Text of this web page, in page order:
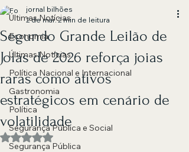
Últimas Notícias
Economia
Últimas Notícias
Política Nacional e Internacional
Gastronomia
Política
Segurança Pública e Social
Segurança Pública
Segundo Grande Leilão de
Joias de 2026 reforça joias
raras como ativos
estratégicos em cenário de
volatilidade
jornal bilhões
2 de mar.2 min de leitura
Avaliado com NaN de 5 estrelas.